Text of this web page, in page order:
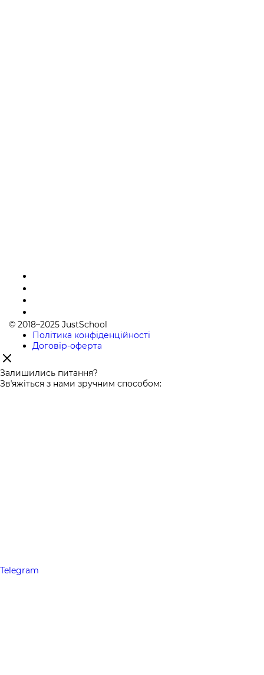
© 2018–2025 JustSchool
Політика конфіденційності
Договір-оферта
Залишились питання?
Звʼяжіться з нами зручним способом:
Telegram